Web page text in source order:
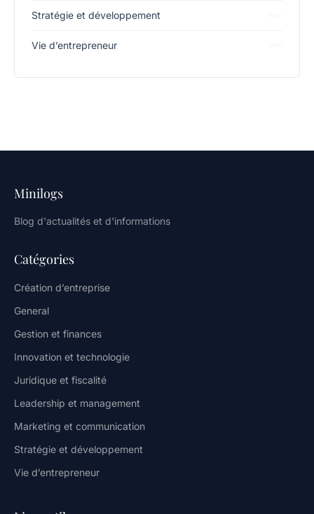
Stratégie et développement
Vie d’entrepreneur
Minilogs
Blog d'actualités et d'informations
Catégories
Création d’entreprise
General
Gestion et finances
Innovation et technologie
Juridique et fiscalité
Leadership et management
Marketing et communication
Stratégie et développement
Vie d’entrepreneur